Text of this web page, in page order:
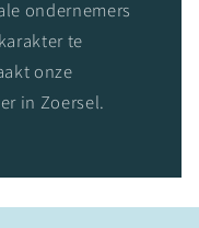
ondernemers
te
onze
in Zoersel.